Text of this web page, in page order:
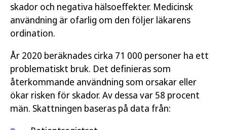
skador och negativa hälsoeffekter. Medicinsk
användning är ofarlig om den följer läkarens
ordination.
År 2020 beräknades cirka 71 000 personer ha ett
problematiskt bruk. Det definieras som
återkommande användning som orsakar eller
ökar risken för skador. Av dessa var 58 procent
män. Skattningen baseras på data från: